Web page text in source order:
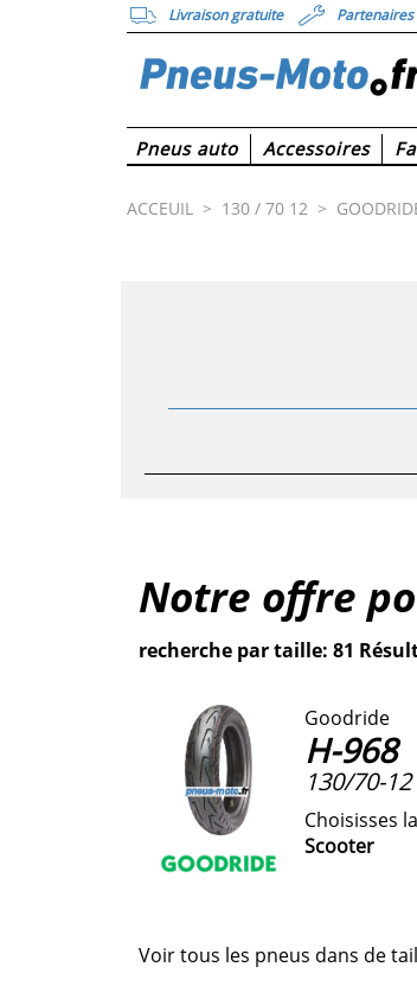
Livraison gratuite
Pneus auto Accessoires
ACCEUIL > 130 / 70 12 >
Notre offre
recherche par taille: 81
Goodride
H-968
130/70-12
Choisisses
Scooter
Voir tous les pneus dans de